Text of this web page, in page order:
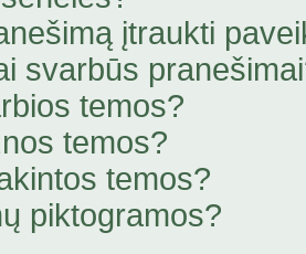
įtraukti
svarbūs
temos?
temos?
temos?
piktogramos?